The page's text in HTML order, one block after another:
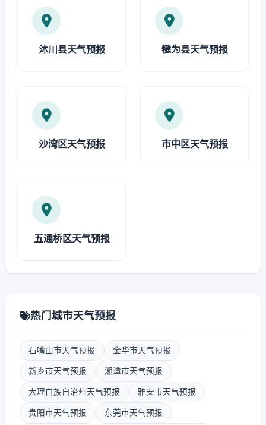
沐川县天气预报 犍为县天气预报
沙湾区天气预报 市中区天气预报
五通桥区天气预报
热门城市天气预报
石嘴山市天气预报 金华市天气预报
新乡市天气预报 湘潭市天气预报
大理白族自治州天气预报 雅安市天气预报
贵阳市天气预报 东莞市天气预报